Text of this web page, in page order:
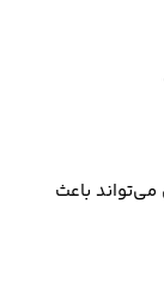
باعث